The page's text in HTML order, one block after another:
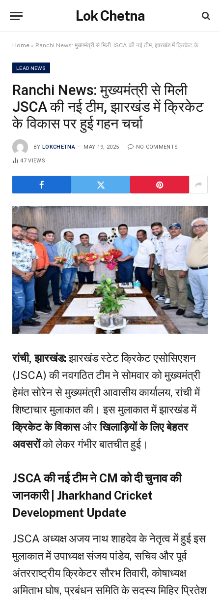
Lok Chetna
Home » Ranchi News: मुख्यमंत्री से मिली JSCA की नई टीम, झारखंड में क्रिकेट के विकास पर हुई गहन चर्चा
LEAD NEWS
Ranchi News: मुख्यमंत्री से मिली
JSCA की नई टीम, झारखंड में क्रिकेट
के विकास पर हुई गहन चर्चा
BY LOKCHETNA MAY 19, 2025 NO COMMENTS
47VIEWS
रांची, झारखंड:झारखंड स्टेट क्रिकेट एसोसिएशन
(JSCA) की नवगठित टीम ने सोमवार को मुख्यमंत्री
हेमंत सोरेन से मुख्यमंत्री आवासीय कार्यालय, रांची में
शिष्टाचार मुलाकात की। इस मुलाकात में झारखंड में
क्रिकेट के विकासऔरखिलाड़ियों के लिए बेहतर
अवसरोंको लेकर गंभीर बातचीत हुई।
JSCA की नई टीम ने CM को दी चुनाव की
जानकारी | Jharkhand Cricket
Development Update
JSCA अध्यक्ष अजय नाथ शाहदेव के नेतृत्व में हुई इस
मुलाकात में उपाध्यक्ष संजय पांडेय, सचिव और पूर्व
अंतरराष्ट्रीय क्रिकेटर सौरभ तिवारी, कोषाध्यक्ष
अमिताभ घोष, प्रबंधन समिति के सदस्य मिहिर प्रितेश